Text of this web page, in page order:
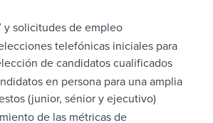
y solicitudes de empleo
telefónicas iniciales para
de candidatos cualificados
en persona para una amplia
(junior, sénior y ejecutivo)
de las métricas de